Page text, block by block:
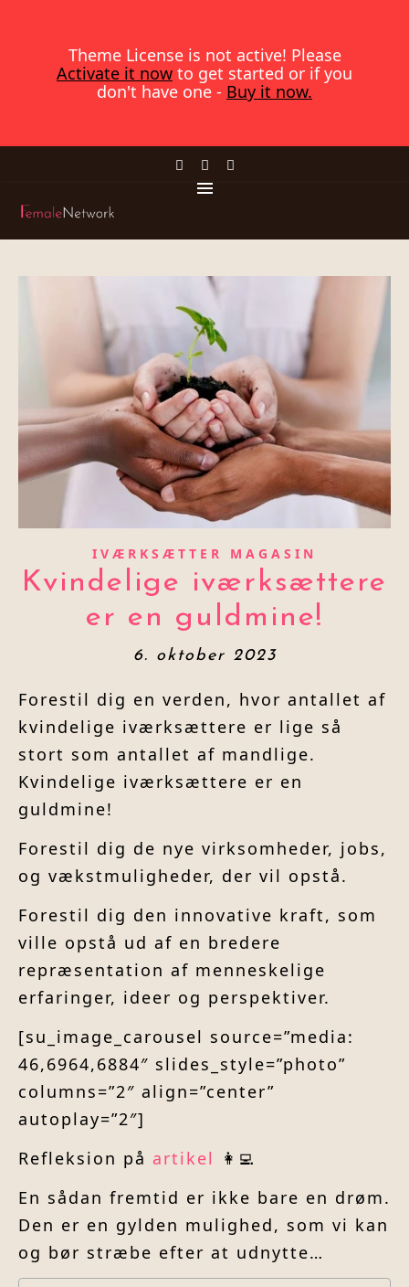
Theme License is not active! Please
Activate it now to get started or if you
don't have one - Buy it now.
IVÆRKSÆTTER MAGASIN
Kvindelige iværksættere
er en guldmine!
6. oktober 2023
Forestil dig en verden, hvor antallet af
kvindelige iværksættere er lige så
stort som antallet af mandlige.
Kvindelige iværksættere er en
guldmine!
Forestil dig de nye virksomheder, jobs,
og vækstmuligheder, der vil opstå.
Forestil dig den innovative kraft, som
ville opstå ud af en bredere
repræsentation af menneskelige
erfaringer, ideer og perspektiver.
[su_image_carousel source=”media:
46,6964,6884″ slides_style=”photo”
columns=”2″ align=”center”
autoplay=”2″]
Refleksion på artikel
👩‍💻
En sådan fremtid er ikke bare en drøm.
Den er en gylden mulighed, som vi kan
og bør stræbe efter at udnytte…